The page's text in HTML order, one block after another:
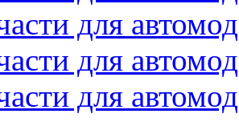
для
для
для